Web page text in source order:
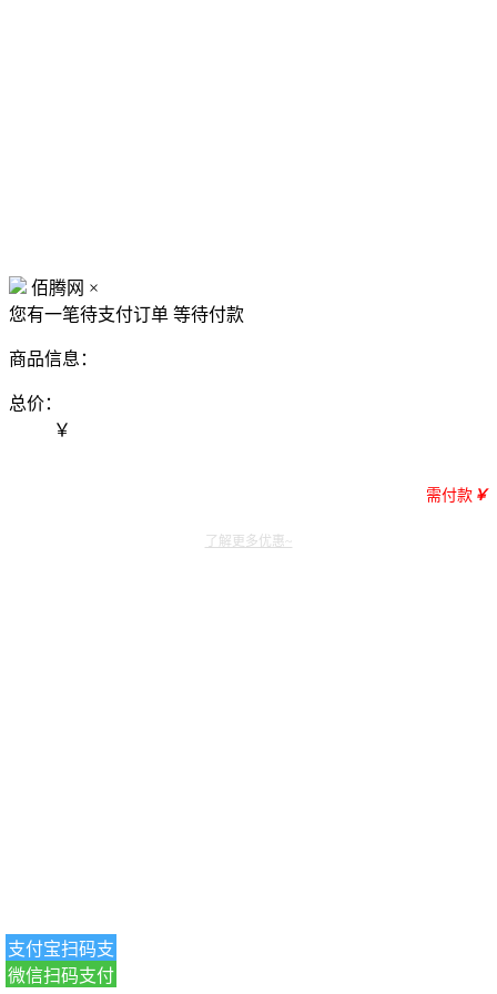
佰腾网 ×
您有一笔待支付订单 等待付款
商品信息：
总价：
￥
需付款 ￥
支付宝扫码支
付
微信扫码支付
了解更多优惠~